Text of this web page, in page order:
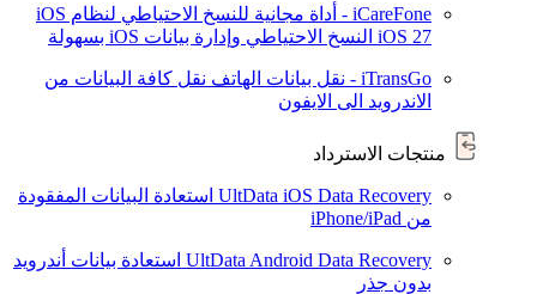
iCareFone - أداة مجانية للنسخ الاحتياطي لنظام iOS
iOS 27 النسخ الاحتياطي وإدارة بيانات iOS بسهولة
iTransGo - نقل بيانات الهاتف
نقل كافة البيانات من
الاندرويد الى الايفون
منتجات الاسترداد
UltData iOS Data Recovery استعادة البيانات المفقودة
من iPhone/iPad
UltData Android Data Recovery استعادة بيانات أندرويد
بدون جذر